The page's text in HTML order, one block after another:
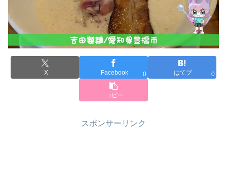
X Facebook 0 はてブ 0
コピー
スポンサーリンク